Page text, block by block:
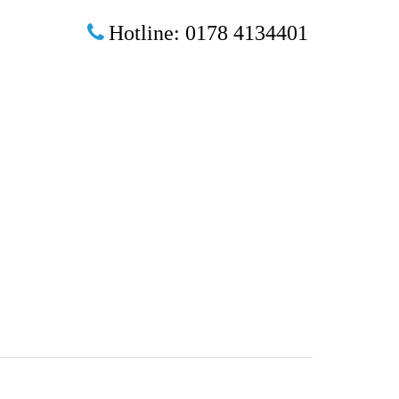
Hotline: 0178 4134401